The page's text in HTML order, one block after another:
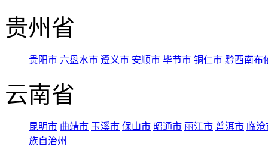
贵州省
贵阳市 六盘水市 遵义市 安顺市 毕节市 铜仁市 黔西南布
云南省
昆明市 曲靖市 玉溪市 保山市 昭通市 丽江市 普洱市 临
族自治州